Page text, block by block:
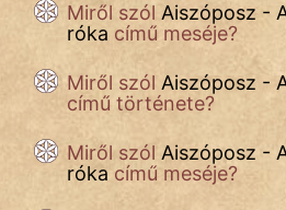
IRODALOM
SZÓLÁS
És
KÖZMONDÁS
Miről szól Aiszóposz -
róka című meséje?
Miről szól Aiszóposz -
című története?
Miről szól Aiszóposz -
rókacímű meséje?